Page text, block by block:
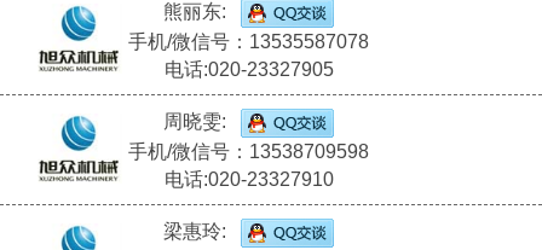
熊丽东:
手机/微信号：13535587078
电话:020-23327905
周晓雯:
手机/微信号：13538709598
电话:020-23327910
梁惠玲: